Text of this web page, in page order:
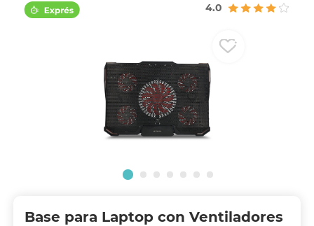
4.0
Base para Laptop con Ventiladores